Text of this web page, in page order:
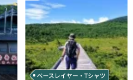
ベースレイヤー・Tシャツ